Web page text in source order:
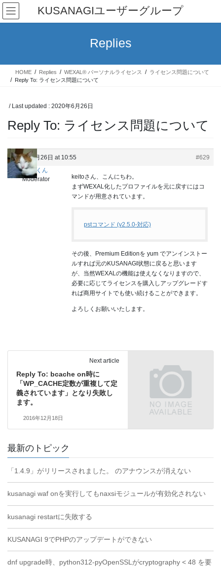
Skip
the
Skip
the
KUSANAGIユーザーグループ
Replies
HOME Replies WEXAL® パーソナルライセンス
ライセンス問題について
Reply To: ライセンス問題について
/ Last updated : 2020年6月26日
Reply To: ライセンス問題について
2020年6月26日 at 10:55
#629
しょうくん
Moderator
keitoさん、こんにちわ。
まずWEXAL化したプロファイルを元に戻すにはコ
マンドが用意されています。
pstコマンド (v2.5.0-対応)
その後、Premium Editionを yum でアンインストー
ルすれば元のKUSANAGI状態に戻ると思います
が、当然WEXALの機能は使えなくなりますので、
必要に応じてライセンスを購入しアップグレードす
れば商用サイトでも使い続けることができます。
よろしくお願いいたします。
Next article
Reply To: bcache on時に
「WP_CACHE定数が重複して定
義されています」となり失敗し
ます。
2016年12月18日
最新のトピック
「1.4.9」がリリースされました。 のアナウンスが消えない
kusanagi waf onを実行してもnaxsiモジュールが有効化されない
kusanagi restartに失敗する
KUSANAGI 9でPHPのアップデートができない
dnf upgrade時、python312-pyOpenSSLがcryptography < 48 を要